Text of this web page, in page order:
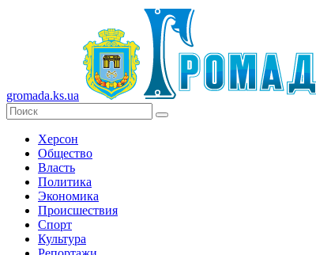
gromada.ks.ua
Херсон
Общество
Власть
Политика
Экономика
Происшествия
Спорт
Культура